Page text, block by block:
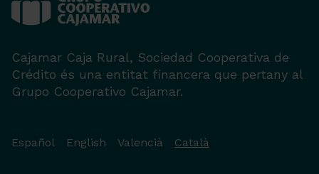
Cajamar Caja Rural, Sociedad Cooperativa de
Crédito és una entitat financera que pertany al
Grupo Cooperativo Cajamar.
Español English Valencià Català